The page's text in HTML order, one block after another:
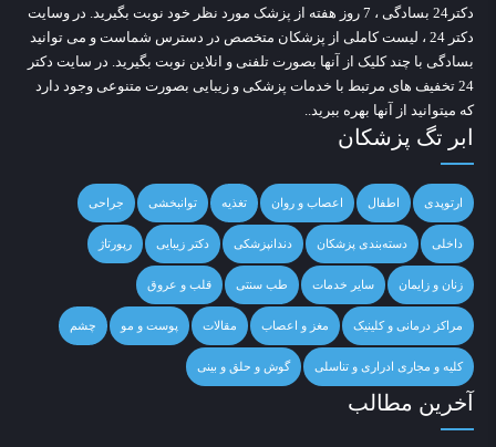
دکتر24 بسادگی ، 7 روز هفته از پزشک مورد نظر خود نوبت بگیرید. در وسایت
دکتر 24
، لیست کاملی از پزشکان متخصص در دسترس شماست و می توانید
بسادگی با چند کلیک از آنها بصورت تلفنی و انلاین نوبت بگیرید. در سایت دکتر
24 تخفیف های مرتبط با خدمات پزشکی و زیبایی بصورت متنوعی وجود دارد
که میتوانید از آنها بهره ببرید..
ابر تگ پزشکان
ارتوپدی اطفال اعصاب و روان تغذیه توانبخشی جراحی
داخلی دسته‌بندی پزشکان دندانپزشکی دکتر زیبایی رپورتاژ
زنان و زایمان سایر خدمات طب سنتی قلب و عروق
مراکز درمانی و کلینیک مغز و اعصاب مقالات پوست و مو چشم
کلیه و مجاری ادراری و تناسلی گوش و حلق و بینی
آخرین مطالب